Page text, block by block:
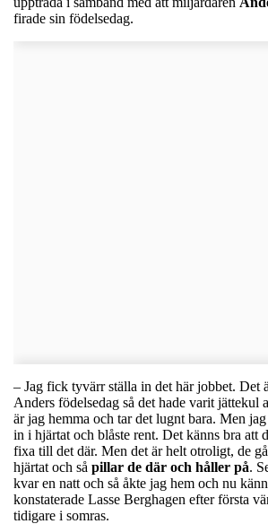
firade sin födelsedag.
– Jag fick tyvärr ställa in det här jobbet. Det
Anders födelsedag så det hade varit jättekul
är jag hemma och tar det lugnt bara. Men
in i hjärtat och blåste rent. Det känns bra att
fixa till det där. Men det är helt otroligt, de
hjärtat och så pillar de där och håller på.
kvar en natt och så åkte jag hem och nu
konstaterade Lasse Berghagen efter första
tidigare i somras.